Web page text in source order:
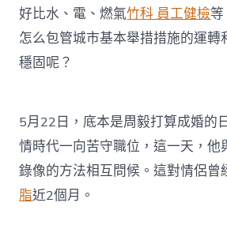
好比水、電、燃氣竹科 員工健檢
怎么包管城市基本舉措措施的運轉
穩固呢？
5月22日，底本是周毅打算成婚的
情時代一向苦守職位，這一天，他
錄像的方法相互問候。這對情侶曾
脂近2個月。